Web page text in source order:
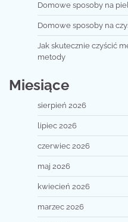
Domowe sposoby na
Domowe sposoby na
Jak skutecznie czyścić
metody
Miesiące
sierpień 2026
lipiec 2026
czerwiec 2026
maj 2026
kwiecień 2026
marzec 2026